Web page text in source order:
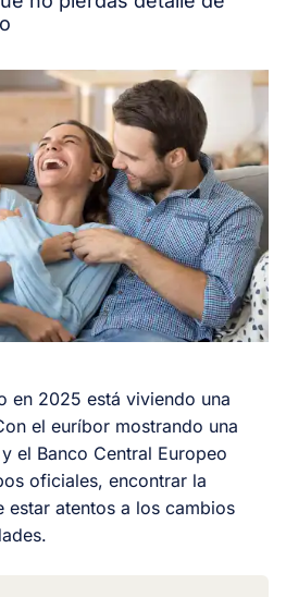
en 2025 está viviendo una
el euríbor mostrando una
el Banco Central Europeo
oficiales, encontrar la
estar atentos a los cambios